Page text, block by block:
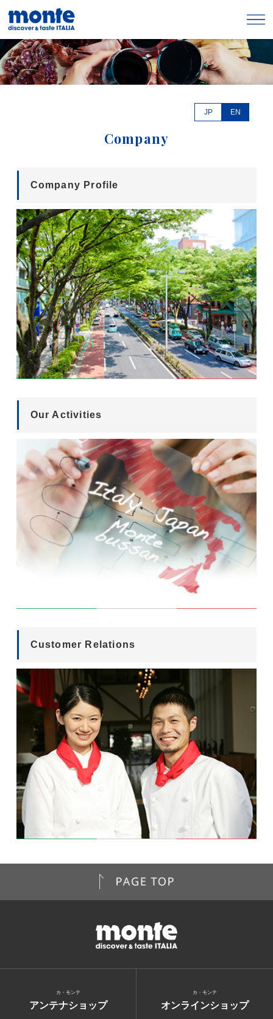
Company
JP EN
Company Profile
Our Activities
Customer Relations
アンテナショップ
カ・モンテ
オンラインショップ
カ・モンテ